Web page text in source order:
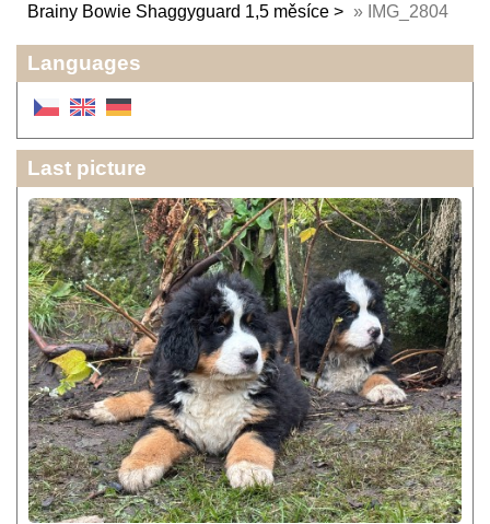
Brainy Bowie Shaggyguard 1,5 měsíce
» IMG_2804
Languages
Last picture